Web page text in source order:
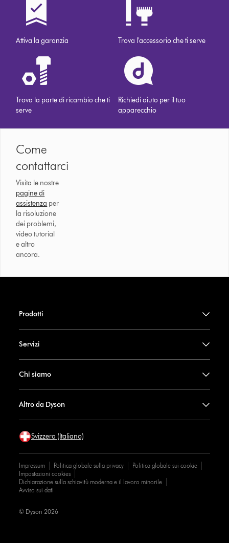
Attiva la garanzia Trova l'accessorio che ti serve
Trova la parte di ricambio che ti
serve
Richiedi aiuto per il tuo
apparecchio
Come
contattarci
Visita le nostre
pagine di
assistenza per
la risoluzione
dei problemi,
video tutorial
e altro
ancora.
Prodotti
Servizi
Chi siamo
Altro da Dyson
Svizzera (Italiano)
Impressum Politica globale sulla privacy
Politica globale sui cookie
Impostazioni cookies
Dichiarazione sulla schiavitù moderna e il lavoro minorile
Avviso sui dati
© Dyson 2026